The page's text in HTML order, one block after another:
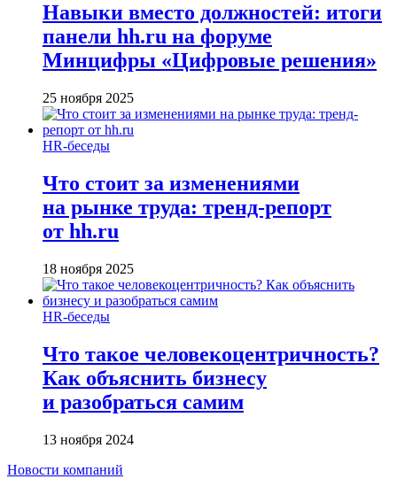
Навыки вместо должностей: итоги
панели hh.ru на форуме
Минцифры «Цифровые решения»
25 ноября 2025
HR-беседы
Что стоит за изменениями
на рынке труда: тренд-репорт
от hh.ru
18 ноября 2025
HR-беседы
Что такое человеко­центричность?
Как объяснить бизнесу
и разобраться самим
13 ноября 2024
Новости компаний